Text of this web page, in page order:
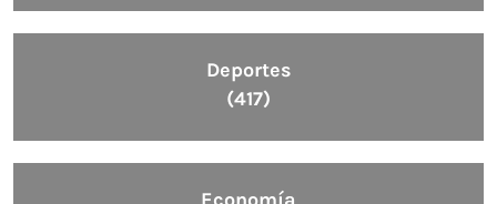
Deportes
(417)